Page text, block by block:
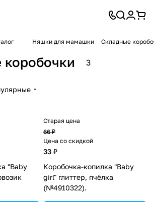
Няшки для мамашки Складные
3
"Baby
Старая цена
66 ₽
Цена со скидкой
33 ₽
Коробочка-копилка "Baby
girl" глиттер, пчёлка
(№4910322).